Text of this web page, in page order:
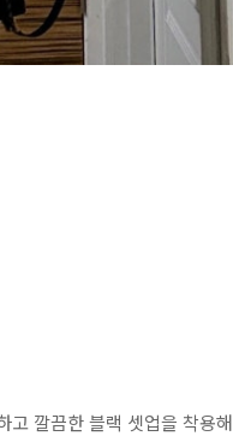
고 깔끔한 블랙 셋업을 착용해